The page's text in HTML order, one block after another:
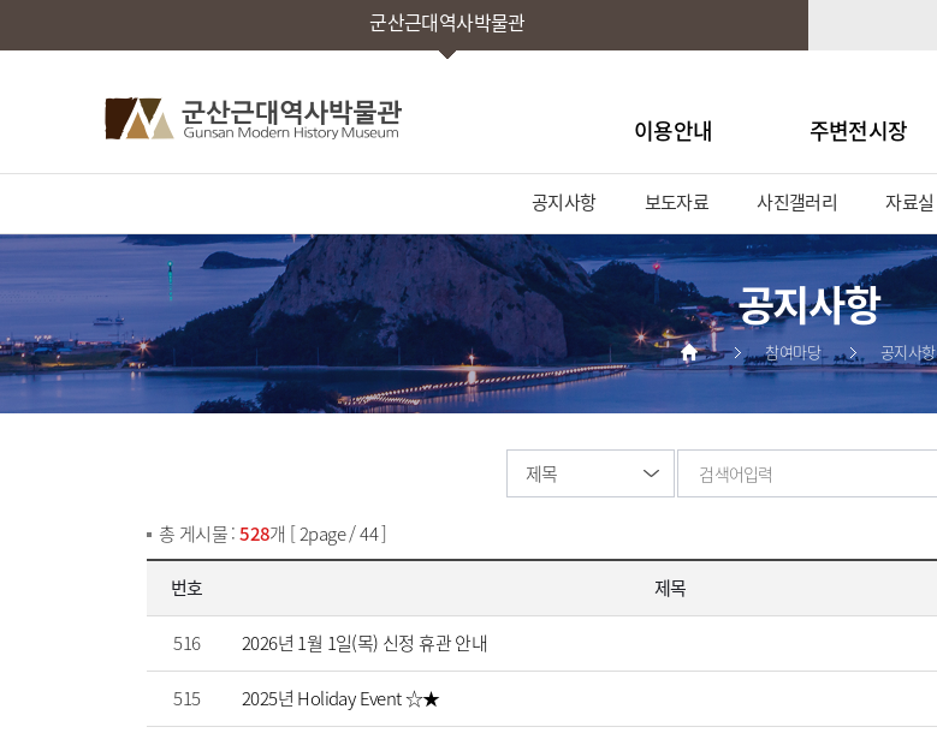
군산근대역사박물관
이용안내 주변전시장
공지사항 보도자료 사진갤러리 자료실
공지사항
참여마당 공지사항
총 게시물 :528개 [ 2page / 44 ]
번호 제목
516 2026년 1월 1일(목) 신정 휴관 안내
515 2025년 Holiday Event ☆★